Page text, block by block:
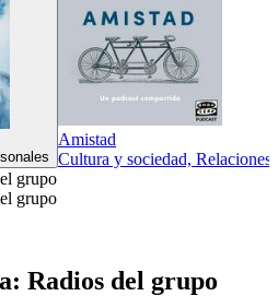
Amistad
Cultura y sociedad, Relaciones
grupo
grupo
Radios del grupo